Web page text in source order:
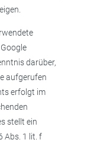
darüber,
aufgerufen
erfolgt im
stellt ein
Abs. 1 lit. f